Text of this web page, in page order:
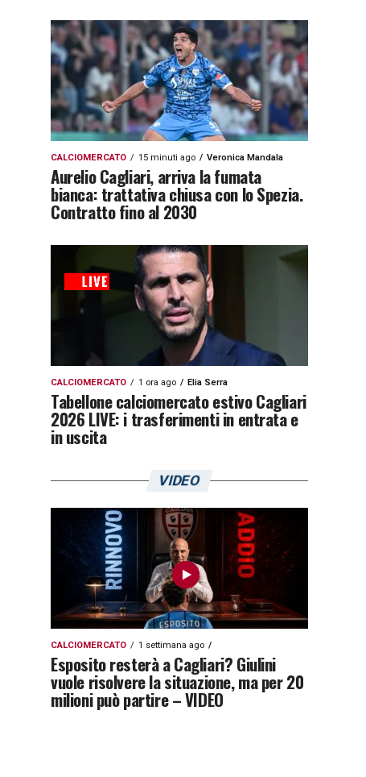
CALCIOMERCATO 15 minuti ago Veronica Mandala
Aurelio Cagliari, arriva la fumata
bianca: trattativa chiusa con lo Spezia.
Contratto fino al 2030
CALCIOMERCATO 1 ora ago Elia Serra
Tabellone calciomercato estivo Cagliari
2026 LIVE: i trasferimenti in entrata e
in uscita
VIDEO
CALCIOMERCATO 1 settimana ago
Esposito resterà a Cagliari? Giulini
vuole risolvere la situazione, ma per 20
milioni può partire – VIDEO